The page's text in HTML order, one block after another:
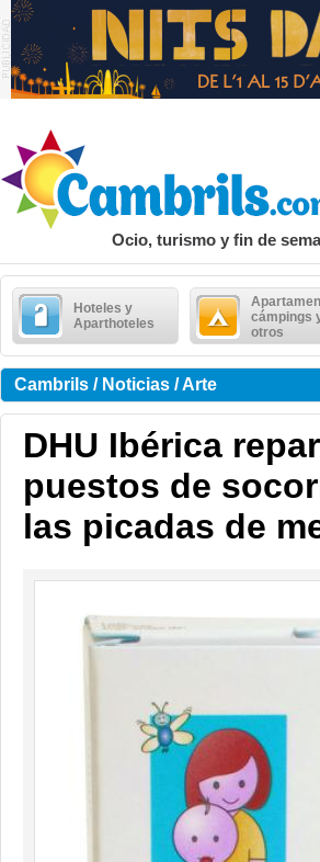
Ocio, turismo y fin de
Hoteles y
Aparthoteles
cámpings
otros
Cambrils / Noticias / Arte
DHU Ibérica
puestos de
las picadas de